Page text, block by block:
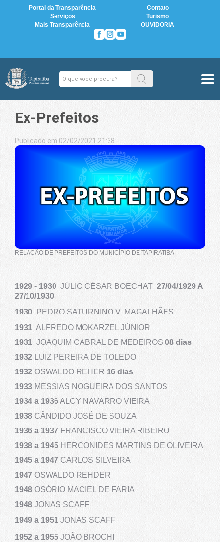
Portal da Transparência
Contato
Serviços
Turismo
Mais Transparência
OUVIDORIA
Ex-Prefeitos
Publicado em 02/02/2021 21:38 -
RELAÇÃO DE PREFEITOS DO MUNICÍPIO DE TAPIRATIBA
1929 - 1930 JÚLIO CÉSAR BOECHAT 27/04/1929 A
27/10/1930
1930 PEDRO SATURNINO V. MAGALHÃES
1931 ALFREDO MOKARZEL JÚNIOR
1931 JOAQUIM CABRAL DE MEDEIROS 08 dias
1932 LUIZ PEREIRA DE TOLEDO
1932 OSWALDO REHER 16 dias
1933 MESSIAS NOGUEIRA DOS SANTOS
1934 a 1936ALCY NAVARRO VIEIRA
1938 CÂNDIDO JOSÉ DE SOUZA
1936 a 1937 FRANCISCO VIEIRA RIBEIRO
1938 a 1945 HERCONIDES MARTINS DE OLIVEIRA
1945 a 1947 CARLOS SILVEIRA
1947 OSWALDO REHDER
1948 OSÓRIO MACIEL DE FARIA
1948 JONAS SCAFF
1949 a 1951 JONAS SCAFF
1952 a 1955 JOÃO BROCHI